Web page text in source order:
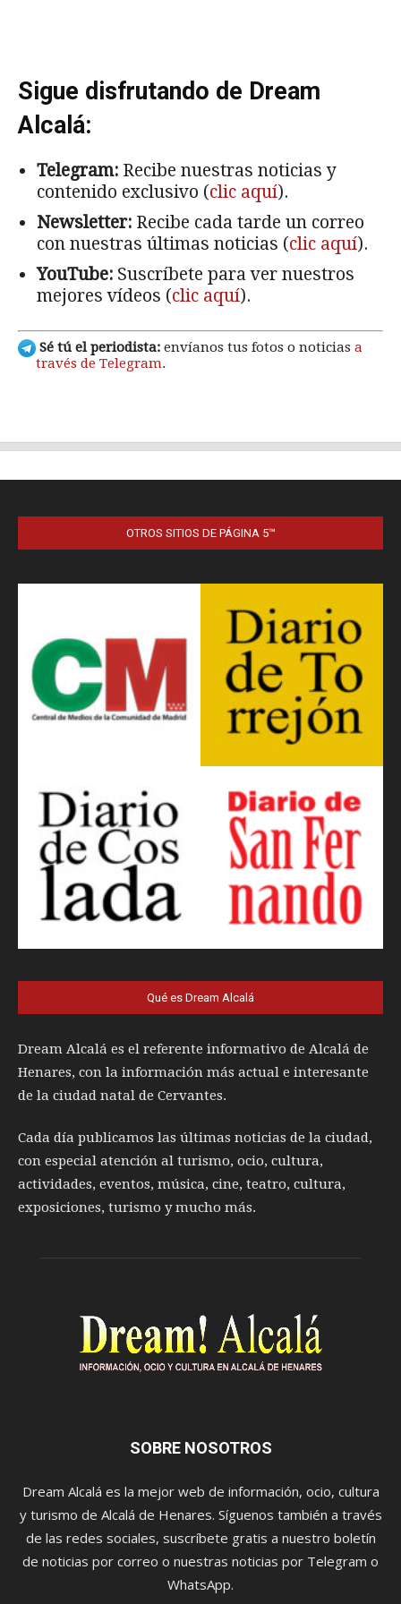
OTROS SITIOS DE PÁGINA 5™
Qué es Dream Alcalá
Dream Alcalá es el referente informativo de Alcalá de
Henares, con la información más actual e interesante
de la ciudad natal de Cervantes.
Cada día publicamos las últimas noticias de la ciudad,
con especial atención al turismo, ocio, cultura,
actividades, eventos, música, cine, teatro, cultura,
exposiciones, turismo y mucho más.
SOBRE NOSOTROS
Dream Alcalá es la mejor web de información, ocio, cultura
y turismo de Alcalá de Henares. Síguenos también a través
de las redes sociales, suscríbete gratis a nuestro boletín
de noticias por correo o nuestras noticias por Telegram o
WhatsApp.